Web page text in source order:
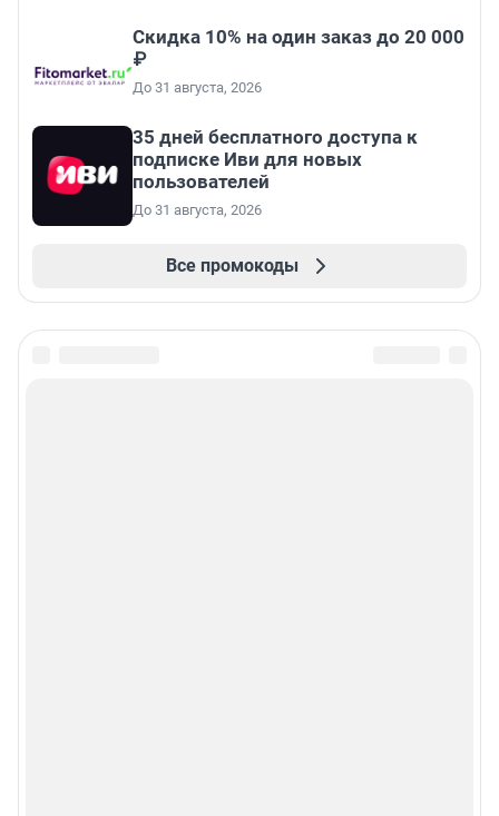
Скидка 10% на один заказ до 20 000
₽
До 31 августа, 2026
35 дней бесплатного доступа к
подписке Иви для новых
пользователей
До 31 августа, 2026
Все промокоды